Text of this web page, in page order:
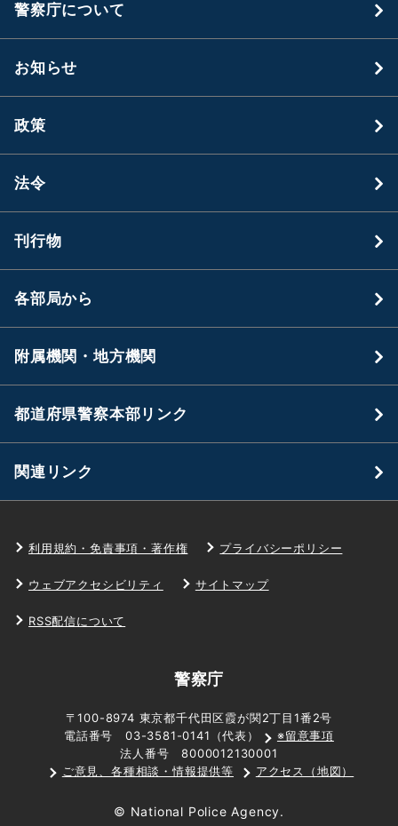
警察庁について
お知らせ
政策
法令
刊行物
各部局から
附属機関・地方機関
都道府県警察本部リンク
関連リンク
利用規約・免責事項・著作権 プライバシーポリシー
ウェブアクセシビリティ サイトマップ
RSS配信について
警察庁
〒100-8974 東京都千代田区霞が関2丁目1番2号
電話番号 03-3581-0141（代表）
※留意事項
法人番号 8000012130001
ご意見、各種相談・情報提供等
アクセス（地図）
© National Police Agency.